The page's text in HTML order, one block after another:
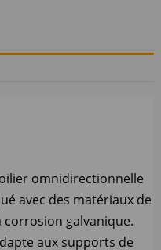
omnidirectionnelle
avec des matériaux de
galvanique.
aux supports de